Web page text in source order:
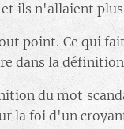
ils n'allaient plus
point. Ce qui
la définition
du mot
la foi d'un